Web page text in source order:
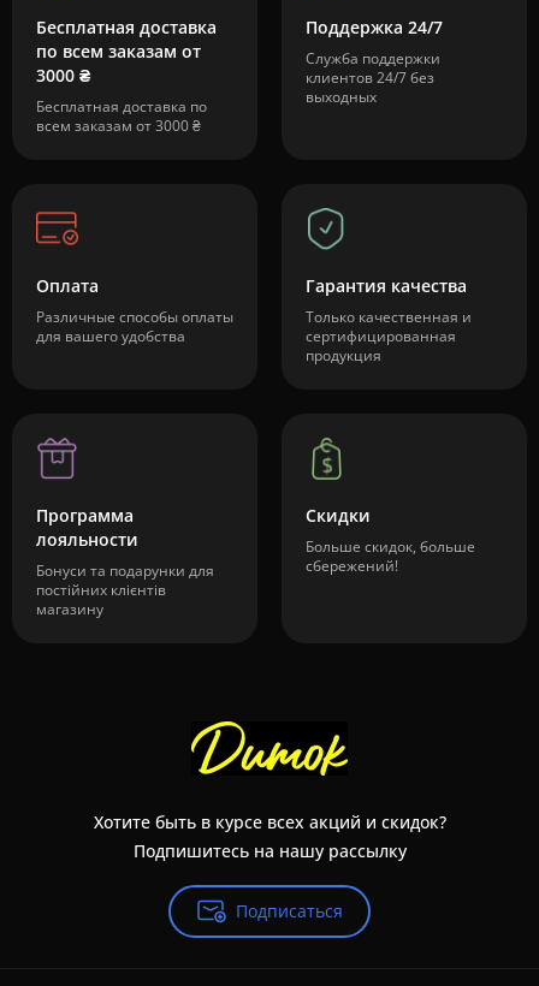
Бесплатная доставка
по всем заказам от
3000 ₴
Бесплатная доставка по
всем заказам от 3000 ₴
Поддержка 24/7
Служба поддержки
клиентов 24/7 без
выходных
Оплата
Различные способы оплаты
для вашего удобства
Гарантия качества
Только качественная и
сертифицированная
продукция
Программа
лояльности
Бонуси та подарунки для
постійних клієнтів
магазину
Скидки
Больше скидок, больше
сбережений!
Хотите быть в курсе всех акций и скидок?
Подпишитесь на нашу рассылку
Подписаться